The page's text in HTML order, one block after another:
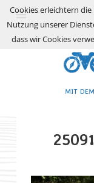
MIT
Cookies erleichtern
Nutzung unserer
dass wir Cookies